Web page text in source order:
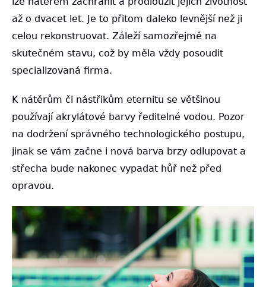
až o dvacet let. Je to přitom daleko levnější než ji
celou rekonstruovat. Záleží samozřejmě na
skutečném stavu, což by měla vždy posoudit
specializovaná firma.
K nátěrům či nástřikům eternitu se většinou
používají akrylátové barvy ředitelné vodou. Pozor
na dodržení správného technologického postupu,
jinak se vám začne i nová barva brzy odlupovat a
střecha bude nakonec vypadat hůř než před
opravou.